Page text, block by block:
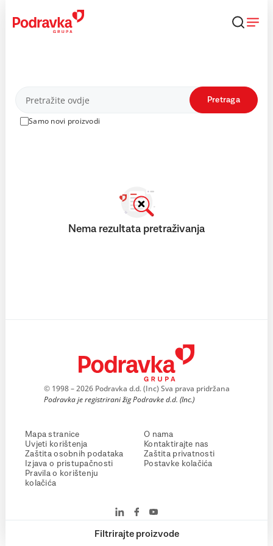
content
Proizvodi
Samo novi proizvodi
Pretraga
Filtrirajte proizvode
Nema rezultata pretraživanja
© 1998 – 2026 Podravka d.d. (Inc) Sva prava pridržana
Podravka je registrirani žig Podravke d.d. (Inc.)
Mapa stranice
Uvjeti korištenja
Zaštita osobnih podataka
Izjava o pristupačnosti
Pravila o korištenju
kolačića
O nama
Kontaktirajte nas
Zaštita privatnosti
Postavke kolačića